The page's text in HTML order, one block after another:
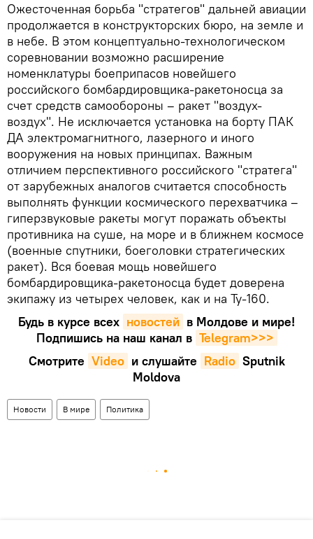
Ожесточенная борьба "стратегов" дальней авиации
продолжается в конструкторских бюро, на земле и
в небе. В этом концептуально-технологическом
соревновании возможно расширение
номенклатуры боеприпасов новейшего
российского бомбардировщика-ракетоносца за
счет средств самообороны – ракет "воздух-
воздух". Не исключается установка на борту ПАК
ДА электромагнитного, лазерного и иного
вооружения на новых принципах. Важным
отличием перспективного российского "стратега"
от зарубежных аналогов считается способность
выполнять функции космического перехватчика –
гиперзвуковые ракеты могут поражать объекты
противника на суше, на море и в ближнем космосе
(военные спутники, боеголовки стратегических
ракет). Вся боевая мощь новейшего
бомбардировщика-ракетоносца будет доверена
экипажу из четырех человек, как и на Ту-160.
Будь в курсе всех новостей в Молдове и мире!
Подпишись на наш канал в Telegram>>>
Смотрите Video и слушайте Radio Sputnik
Moldova
Новости В мире Политика